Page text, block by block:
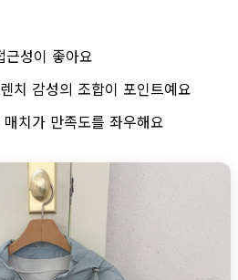
성이 좋아요
치 감성의 조합이 포인트예요
치가 만족도를 좌우해요